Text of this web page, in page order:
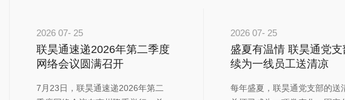
2026 07- 25
联昊通速递2026年第二季度
网络会议圆满召开
​7月23日，联昊通速递2026年第二
2026 07- 25
盛夏有温情 联昊通党支
续为一线员工送清凉
每年盛夏，联昊通党支部的送